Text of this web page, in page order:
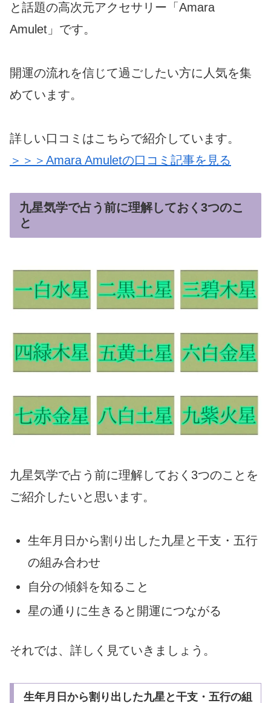
と話題の高次元アクセサリー「Amara
Amulet」です。
開運の流れを信じて過ごしたい方に人気を集
めています。
詳しい口コミはこちらで紹介しています。
＞＞＞Amara Amuletの口コミ記事を見る
九星気学で占う前に理解しておく3つのこ
と
九星気学で占う前に理解しておく3つのことを
ご紹介したいと思います。
生年月日から割り出した九星と干支・五行
の組み合わせ
自分の傾斜を知ること
星の通りに生きると開運につながる
それでは、詳しく見ていきましょう。
生年月日から割り出した九星と干支・五行の組